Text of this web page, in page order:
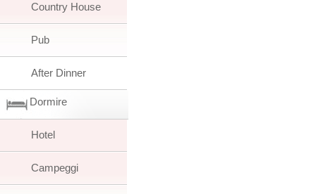
Country House
Pub
After Dinner
Dormire
Hotel
Campeggi